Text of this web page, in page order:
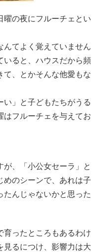
曜の夜にフルーチェとい
んてよく覚えていません
いると、ハウスだから頻
て、とかそんな他愛もな
い」と子どもたちがうる
はフルーチェを与えてお
、「小公女セーラ」と
めのシーンで、あれは子
たんじゃないかと思った
育ったところもあるわけ
見るにつけ、影響力は大